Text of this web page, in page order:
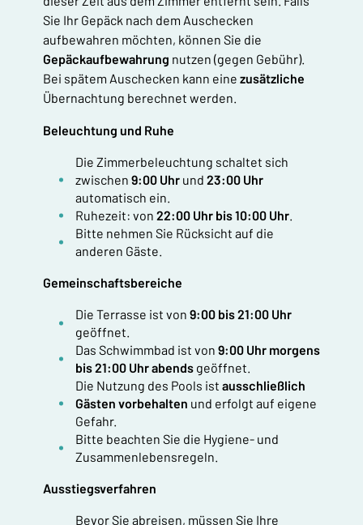
Sie Ihr Gepäck nach dem Auschecken
aufbewahren möchten, können Sie die
Gepäckaufbewahrung nutzen (gegen Gebühr).
Bei spätem Auschecken kann eine zusätzliche
Übernachtung berechnet werden.
Beleuchtung und Ruhe
Die Zimmerbeleuchtung schaltet sich
zwischen 9:00 Uhr und 23:00 Uhr
automatisch ein.
Ruhezeit: von 22:00 Uhr bis10:00 Uhr.
Bitte nehmen Sie Rücksicht auf die
anderen Gäste.
Gemeinschaftsbereiche
Die Terrasse ist von 9:00 bis 21:00 Uhr
geöffnet.
Das Schwimmbad ist von 9:00 Uhr morgens
bis 21:00 Uhr abends geöffnet.
Die Nutzung des Pools ist ausschließlich
Gästen vorbehalten und erfolgt auf eigene
Gefahr.
Bitte beachten Sie die Hygiene- und
Zusammenlebensregeln.
Ausstiegsverfahren
Bevor Sie abreisen, müssen Sie Ihre